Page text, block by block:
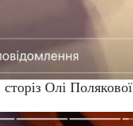
сторіз Олі Полякової